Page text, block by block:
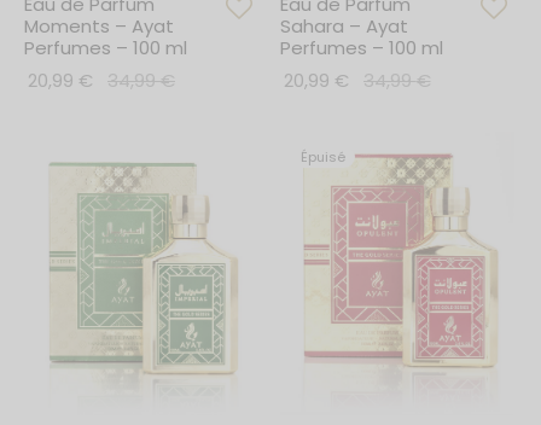
Moments – Ayat
Perfumes – 100 ml
20,99 € 34,99€
Sahara – Ayat
Perfumes – 100 ml
20,99 € 34,99€
Épuisé
Collection
Edition
Series
of Ayat
Series
Edition